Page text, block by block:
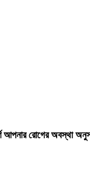
আপনার রোগের অবস্থা